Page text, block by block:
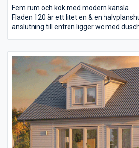
Fem rum och kök med modern känsla
Fladen 120 är ett litet en & en
anslutning till entrén ligger wc med
av undervåningen och större delen av
upp till taknock. På andra våning finns
klädkammare och wc med dusch. Här
allrum att blicka ner till vardagsrummet